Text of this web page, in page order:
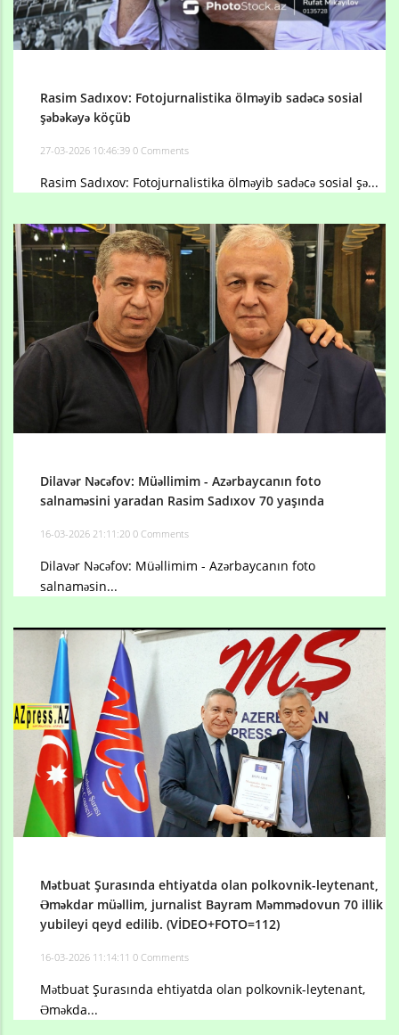
Rasim Sadıxov: Fotojurnalistika ölməyib sadəcə sosial
şəbəkəyə köçüb
27-03-2026 10:46:39 0 Comments
Rasim Sadıxov: Fotojurnalistika ölməyib sadəcə sosial şə...
Dilavər Nəcəfov: Müəllimim - Azərbaycanın foto
salnaməsini yaradan Rasim Sadıxov 70 yaşında
16-03-2026 21:11:20 0 Comments
Dilavər Nəcəfov: Müəllimim - Azərbaycanın foto
salnaməsin...
Mətbuat Şurasında ehtiyatda olan polkovnik-leytenant,
Əməkdar müəllim, jurnalist Bayram Məmmədovun 70 illik
yubileyi qeyd edilib. (VİDEO+FOTO=112)
16-03-2026 11:14:11 0 Comments
Mətbuat Şurasında ehtiyatda olan polkovnik-leytenant,
Əməkda...